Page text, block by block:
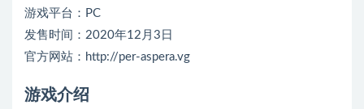
游戏平台：PC
发售时间：2020年12月3日
官方网站：http://per-aspera.vg
游戏介绍